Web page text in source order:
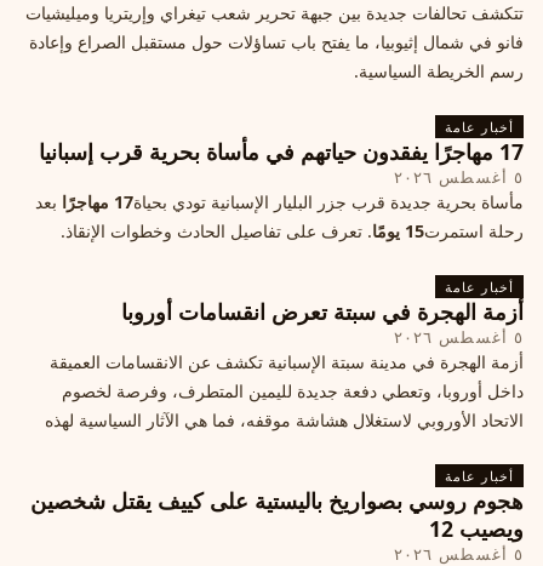
تتكشف تحالفات جديدة بين جبهة تحرير شعب تيغراي وإريتريا وميليشيات
فانو في شمال إثيوبيا، ما يفتح باب تساؤلات حول مستقبل الصراع وإعادة
رسم الخريطة السياسية.
أخبار عامة
17 مهاجرًا يفقدون حياتهم في مأساة بحرية قرب إسبانيا
٥ أغسطس ٢٠٢٦
مأساة بحرية جديدة قرب جزر البليار الإسبانية تودي بحياة17 مهاجرًا
بعد
رحلة استمرت15 يومًا . تعرف على تفاصيل الحادث وخطوات الإنقاذ.
أخبار عامة
أزمة الهجرة في سبتة تعرض انقسامات أوروبا
٥ أغسطس ٢٠٢٦
أزمة الهجرة في مدينة سبتة الإسبانية تكشف عن الانقسامات العميقة
داخل أوروبا، وتعطي دفعة جديدة لليمين المتطرف، وفرصة لخصوم
الاتحاد الأوروبي لاستغلال هشاشة موقفه، فما هي الآثار السياسية لهذه
أخبار عامة
هجوم روسي بصواريخ باليستية على كييف يقتل شخصين
ويصيب 12
٥ أغسطس ٢٠٢٦